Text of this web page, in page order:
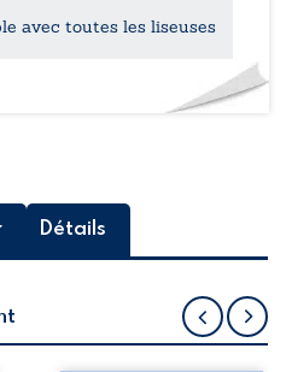
avec toutes les liseuses
Détails